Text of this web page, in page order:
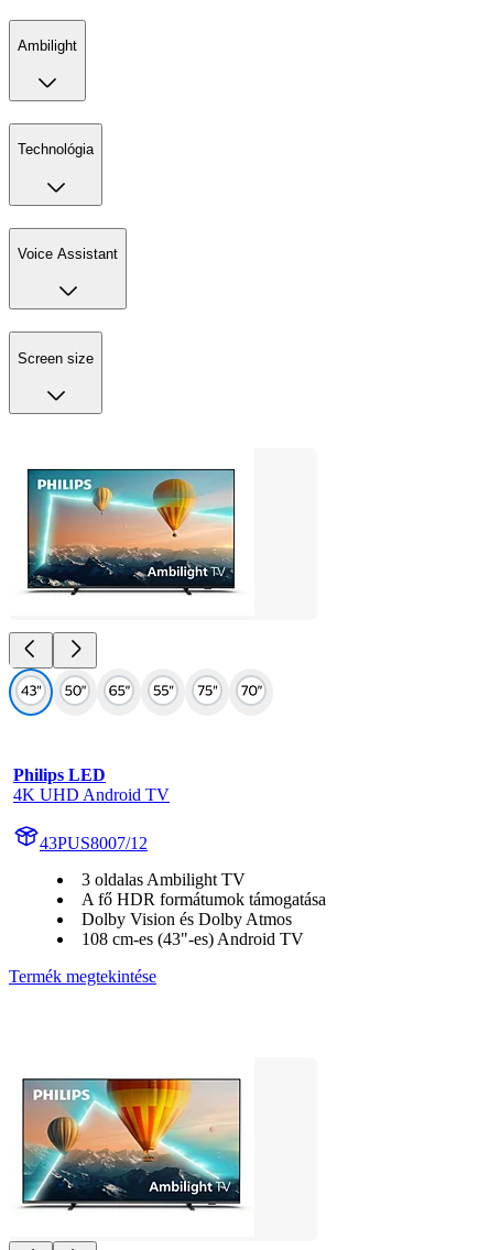
Ambilight
Technológia
Voice Assistant
Screen size
Philips LED
4K UHD Android TV
43PUS8007/12
3 oldalas Ambilight TV
A fő HDR formátumok támogatása
Dolby Vision és Dolby Atmos
108 cm-es (43"-es) Android TV
Termék megtekintése